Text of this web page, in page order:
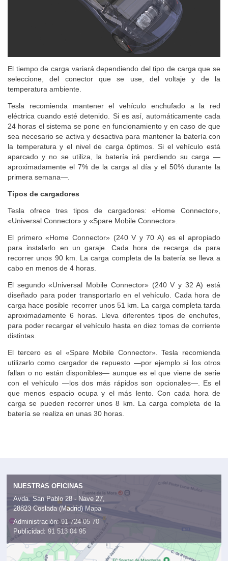
El tiempo de carga variará dependiendo del tipo de carga que se
seleccione, del conector que se use, del voltaje y de la
temperatura ambiente.
Tesla recomienda mantener el vehículo enchufado a la red
eléctrica cuando esté detenido. Si es así, automáticamente cada
24 horas el sistema se pone en funcionamiento y en caso de que
sea necesario se activa y desactiva para mantener la batería con
la temperatura y el nivel de carga óptimos. Si el vehículo está
aparcado y no se utiliza, la batería irá perdiendo su carga —
aproximadamente el 7% de la carga al día y el 50% durante la
primera semana—.
Tipos de cargadores
Tesla ofrece tres tipos de cargadores: «Home Connector»,
«Universal Connector» y «Spare Mobile Connector».
El primero «Home Connector» (240 V y 70 A) es el apropiado
para instalarlo en un garaje. Cada hora de recarga da para
recorrer unos 90 km. La carga completa de la batería se lleva a
cabo en menos de 4 horas.
El segundo «Universal Mobile Connector» (240 V y 32 A) está
diseñado para poder transportarlo en el vehículo. Cada hora de
carga hace posible recorrer unos 51 km. La carga completa tarda
aproximadamente 6 horas. Lleva diferentes tipos de enchufes,
para poder recargar el vehículo hasta en diez tomas de corriente
distintas.
El tercero es el «Spare Mobile Connector». Tesla recomienda
utilizarlo como cargador de repuesto —por ejemplo si los otros
fallan o no están disponibles— aunque es el que viene de serie
con el vehículo —los dos más rápidos son opcionales—. Es el
que menos espacio ocupa y el más lento. Con cada hora de
carga se pueden recorrer unos 8 km. La carga completa de la
batería se realiza en unas 30 horas.
NUESTRAS OFICINAS
Avda. San Pablo 28 - Nave 27,
28823 Coslada (Madrid) Mapa
Administración: 91 724 05 70
Publicidad: 91 513 04 95